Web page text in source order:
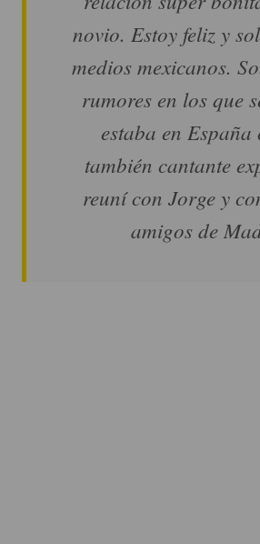
novio. Estoy feliz y
medios mexicanos.
rumores en los que
estaba en
también cantante
reuní con Jorge y
amigos de